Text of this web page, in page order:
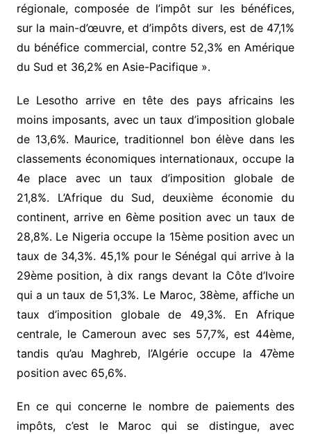
régionale, composée de l’impôt sur les bénéfices,
sur la main-d’œuvre, et d’impôts divers, est de 47,1%
du bénéfice commercial, contre 52,3% en Amérique
du Sud et 36,2% en Asie-Pacifique ».
Le Lesotho arrive en tête des pays africains les
moins imposants, avec un taux d’imposition globale
de 13,6%. Maurice, traditionnel bon élève dans les
classements économiques internationaux, occupe la
4e place avec un taux d’imposition globale de
21,8%. L’Afrique du Sud, deuxième économie du
continent, arrive en 6ème position avec un taux de
28,8%. Le Nigeria occupe la 15ème position avec un
taux de 34,3%. 45,1% pour le Sénégal qui arrive à la
29ème position, à dix rangs devant la Côte d’Ivoire
qui a un taux de 51,3%. Le Maroc, 38ème, affiche un
taux d’imposition globale de 49,3%. En Afrique
centrale, le Cameroun avec ses 57,7%, est 44ème,
tandis qu’au Maghreb, l’Algérie occupe la 47ème
position avec 65,6%.
En ce qui concerne le nombre de paiements des
impôts, c’est le Maroc qui se distingue, avec